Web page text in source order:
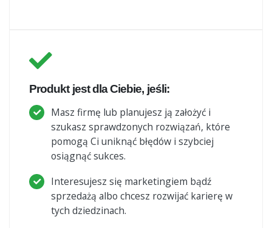
Produkt jest dla Ciebie, jeśli:
Masz firmę lub planujesz ją założyć i
szukasz sprawdzonych rozwiązań, które
pomogą Ci uniknąć błędów i szybciej
osiągnąć sukces.
Interesujesz się marketingiem bądź
sprzedażą albo chcesz rozwijać karierę w
tych dziedzinach.